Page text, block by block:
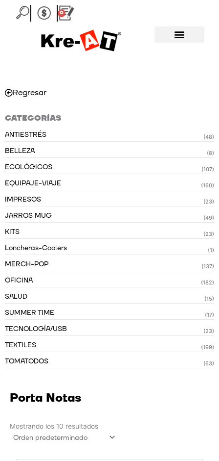
0
Carrito
Regresar
CATEGORÍAS
ANTIESTRÉS (48)
BELLEZA (8)
ECOLÓGICOS (107)
EQUIPAJE-VIAJE (160)
IMPRESOS (23)
JARROS MUG (49)
KITS (23)
Loncheras-Coolers (1)
MERCH-POP (137)
OFICINA (182)
SALUD (15)
SUMMER TIME (17)
TECNOLOGÍA/USB (23)
TEXTILES (199)
TOMATODOS (63)
Porta Notas
Mostrando los 10 resultados